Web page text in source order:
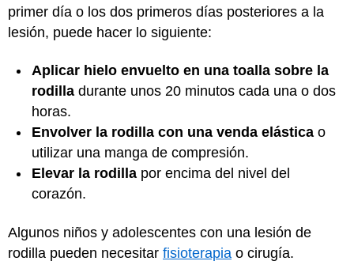
primer día o los dos primeros días posteriores a la
lesión, puede hacer lo siguiente:
Aplicar hielo envuelto en una toalla sobre la
rodilla durante unos 20 minutos cada una o dos
horas.
Envolver la rodilla con una venda elástica o
utilizar una manga de compresión.
Elevar la rodilla por encima del nivel del
corazón.
Algunos niños y adolescentes con una lesión de
rodilla pueden necesitar fisioterapia o cirugía.